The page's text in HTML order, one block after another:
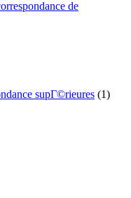
de
supГ©rieures (1)